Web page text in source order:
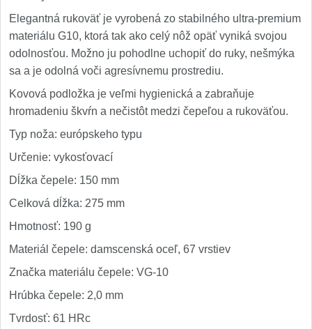
Elegantná rukoväť je vyrobená zo stabilného ultra-premium
materiálu G10, ktorá tak ako celý nôž opäť vyniká svojou
odolnosťou. Možno ju pohodlne uchopiť do ruky, nešmýka
sa a je odolná voči agresívnemu prostrediu.
Kovová podložka je veľmi hygienická a zabraňuje
hromadeniu škvŕn a nečistôt medzi čepeľou a rukoväťou.
Typ noža: európskeho typu
Určenie: vykosťovací
Dĺžka čepele: 150 mm
Celková dĺžka: 275 mm
Hmotnosť: 190 g
Materiál čepele: damscenská oceľ, 67 vrstiev
Značka materiálu čepele: VG-10
Hrúbka čepele: 2,0 mm
Tvrdosť: 61 HRc